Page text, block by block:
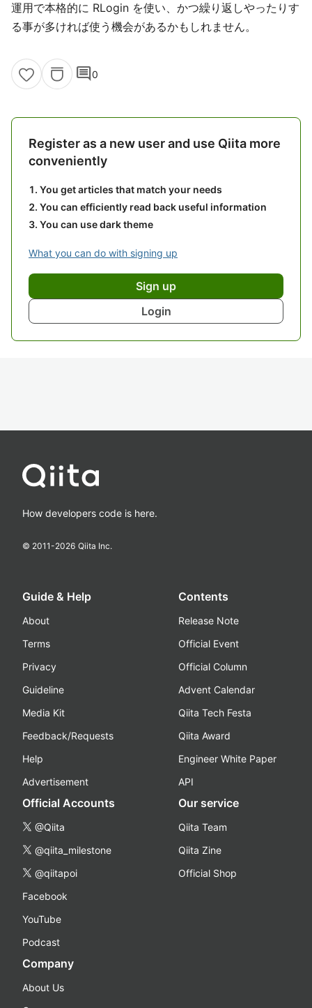
運用で本格的に RLogin を使い、かつ繰り返しやったりす
る事が多ければ使う機会があるかもしれません。
comment0
Register as a new user and use Qiita more
conveniently
You get articles that match your needs
You can efficiently read back useful information
You can use dark theme
What you can do with signing up
Sign up
Login
How developers code is here.
© 2011-2026 Qiita Inc.
Guide & Help
About
Terms
Privacy
Guideline
Media Kit
Feedback/Requests
Help
Advertisement
Contents
Release Note
Official Event
Official Column
Advent Calendar
Qiita Tech Festa
Qiita Award
Engineer White Paper
API
Official Accounts
@Qiita
@qiita_milestone
@qiitapoi
Facebook
YouTube
Podcast
Our service
Qiita Team
Qiita Zine
Official Shop
Company
About Us